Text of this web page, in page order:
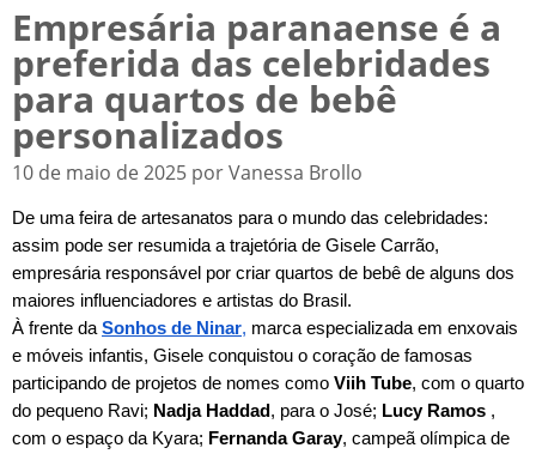
Empresária paranaense é a
preferida das celebridades
para quartos de bebê
personalizados
10 de maio de 2025 por Vanessa Brollo
De uma feira de artesanatos para o mundo das celebridades:
assim pode ser resumida a trajetória de Gisele Carrão,
empresária responsável por criar quartos de bebê de alguns dos
maiores influenciadores e artistas do Brasil.
À frente da Sonhos de Ninar, marca especializada em enxovais
e móveis infantis, Gisele conquistou o coração de famosas
participando de projetos de nomes como Viih Tube, com o quarto
do pequeno Ravi; Nadja Haddad , para o José; Lucy Ramos ,
com o espaço da Kyara; Fernanda Garay, campeã olímpica de